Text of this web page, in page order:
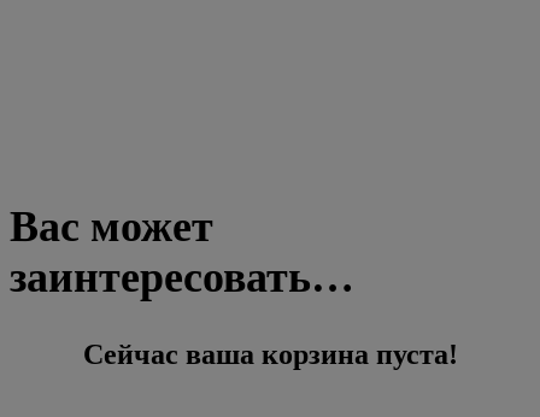
Вас может
заинтересовать…
Сейчас ваша корзина пуста!